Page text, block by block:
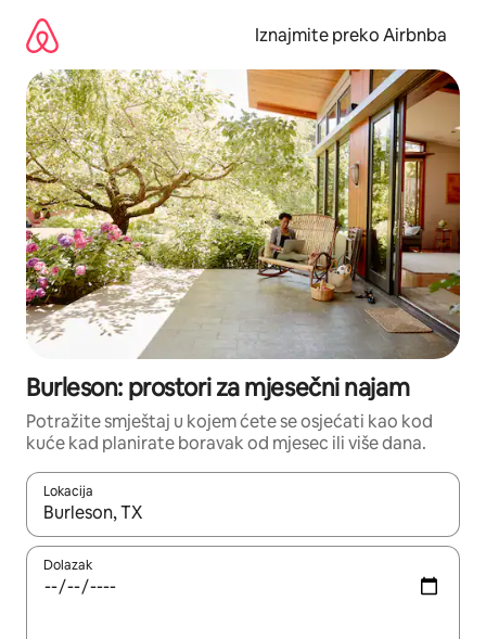
sadržaj
Iznajmite preko Airbnba
Burleson: prostori za mjesečni najam
Potražite smještaj u kojem ćete se osjećati kao kod
kuće kad planirate boravak od mjesec ili više dana.
Lokacija
Kada budu dostupni rezultati, moći ćete ih pregledati
Dolazak